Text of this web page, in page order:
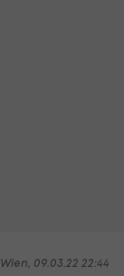
Wien, 09.03.22 22:44